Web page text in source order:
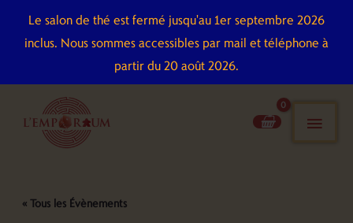
Le salon de thé est fermé jusqu'au 1er septembre 2026
inclus. Nous sommes accessibles par mail et téléphone à
partir du 20 août 2026.
contenu
« Tous les Évènements